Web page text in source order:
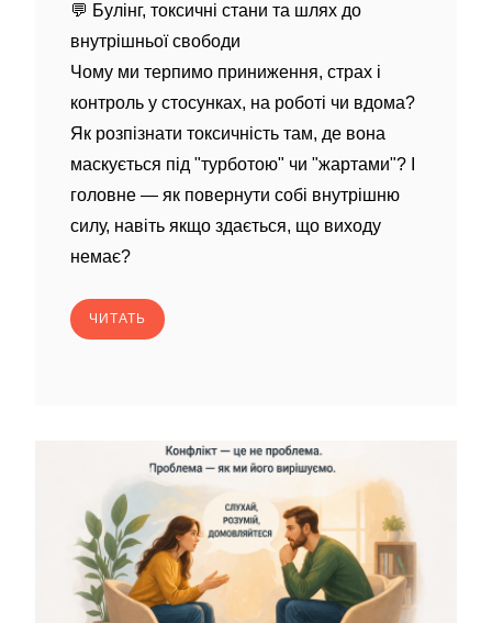
💬 Булінг, токсичні стани та шлях до
внутрішньої свободи
Чому ми терпимо приниження, страх і
контроль у стосунках, на роботі чи вдома?
Як розпізнати токсичність там, де вона
маскується під "турботою" чи "жартами"? І
головне — як повернути собі внутрішню
силу, навіть якщо здається, що виходу
немає?
ЧИТАТЬ